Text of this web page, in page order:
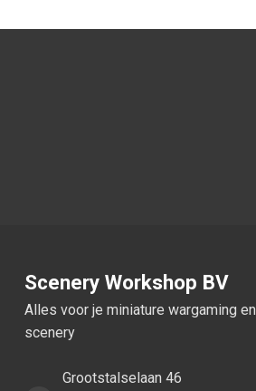
Scenery Workshop BV
Alles voor je miniature wargaming en
scenery
Grootstalselaan 46